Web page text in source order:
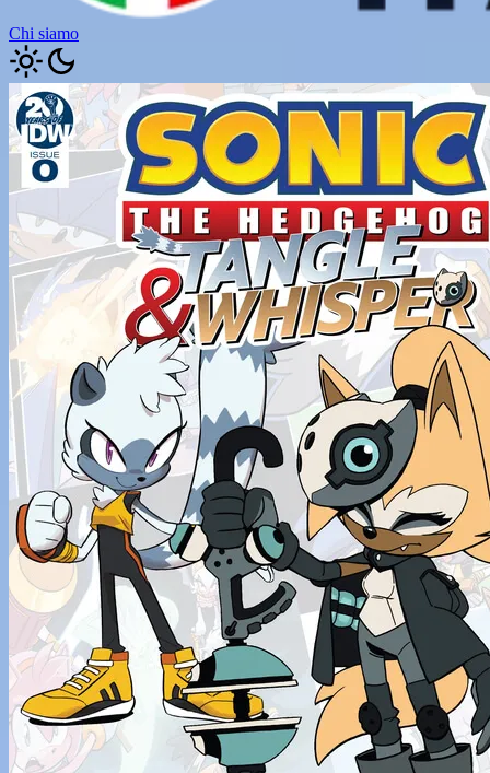
Chi siamo